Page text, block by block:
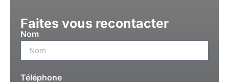
Faites vous recontacter
Nom
Téléphone